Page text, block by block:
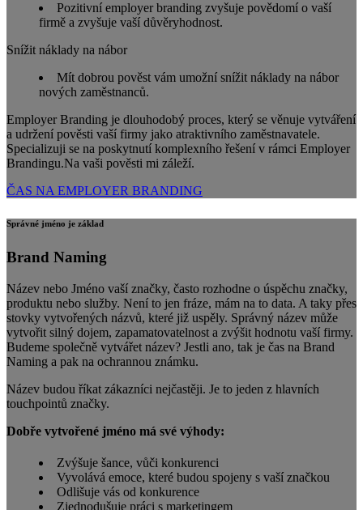
Pozitivní employer branding zvyšuje povědomí o vaší
firmě a zvyšuje vaší důvěryhodnost.
Snížit náklady na nábor
Mít dobrou pověst vám umožní snížit náklady na nábor
nových zaměstnanců.
Employer Branding je dlouhodobý proces, který se věnuje vytváření
a udržení pověsti vaší firmy jako atraktivního zaměstnavatele.
Specializuji se na poskytnutí komplexního řešení v rámci Employer
Brandingu.Na vaši pověsti mi záleží.
ČAS NA EMPLOYER BRANDING
Správné jméno je základ
Brand Naming
Název nebo Jméno vaší značky, často rozhodne o úspěchu značky,
produktu nebo služby. Není to jen fráze, mám na to data. A taky přes
stovky vytvořených názvů, které již uspěly. Správný název může
vytvořit silný dojem, zapamatovatelnost a zvýšit hodnotu vaší firmy.
Budeme společně vytvářet název? Jestli ano, tak je čas na Brand
Naming a pak na ochrannou známku.
Název budou říkat zákazníci nejčastěji. Je to jeden z hlavních
touchpointů značky.
Dobře vytvořené jméno má své výhody:
Zvýšuje šance, vůči konkurenci
Vyvolává emoce, které budou spojeny s vaší značkou
Odlišuje vás od konkurence
Zjednodušuje práci s marketingem